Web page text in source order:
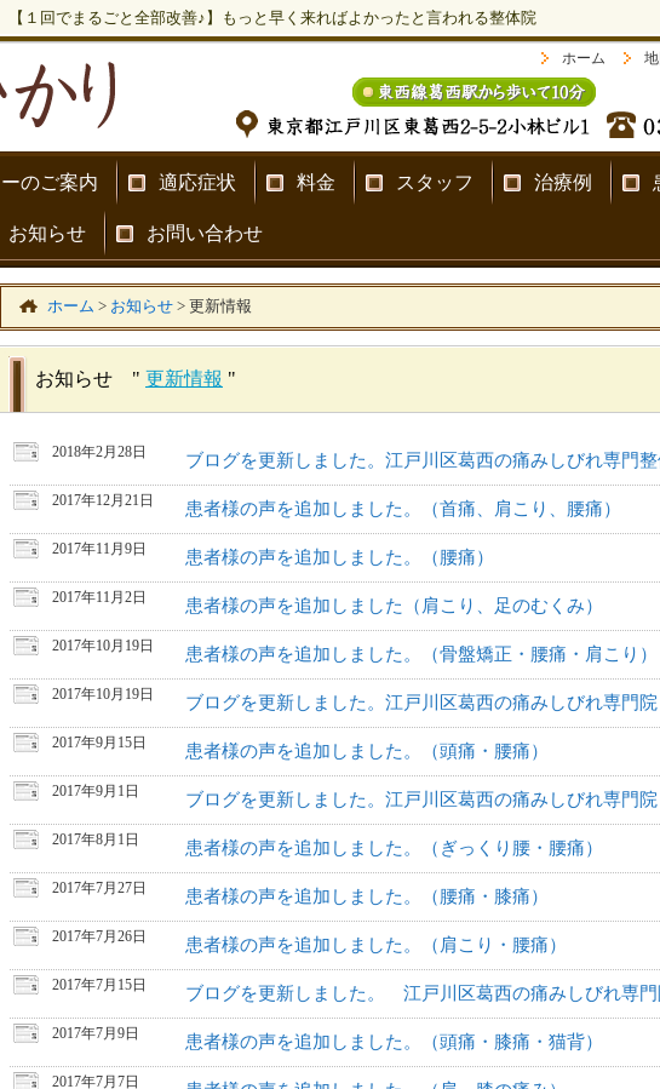
【１回でまるごと全部改善♪】もっと早く来ればよかったと言われる整体院
ホーム
のご案内 適応症状 料金 スタッフ 治療例
お知らせ お問い合わせ
ホーム > お知らせ > 更新情報
お知らせ " 更新情報 "
2018年2月28日 ブログを更新しました。江戸川区葛西の痛みしびれ専門
2017年12月21日 患者様の声を追加しました。（首痛、肩こり、腰痛）
2017年11月9日 患者様の声を追加しました。（腰痛）
2017年11月2日 患者様の声を追加しました（肩こり、足のむくみ）
2017年10月19日 患者様の声を追加しました。（骨盤矯正・腰痛・肩こり）
2017年10月19日 ブログを更新しました。江戸川区葛西の痛みしびれ専門院
2017年9月15日 患者様の声を追加しました。（頭痛・腰痛）
2017年9月1日 ブログを更新しました。江戸川区葛西の痛みしびれ専門院
2017年8月1日 患者様の声を追加しました。（ぎっくり腰・腰痛）
2017年7月27日 患者様の声を追加しました。（腰痛・膝痛）
2017年7月26日 患者様の声を追加しました。（肩こり・腰痛）
2017年7月15日 ブログを更新しました。 江戸川区葛西の痛みしびれ専門
2017年7月9日 患者様の声を追加しました。（頭痛・膝痛・猫背）
2017年7月7日